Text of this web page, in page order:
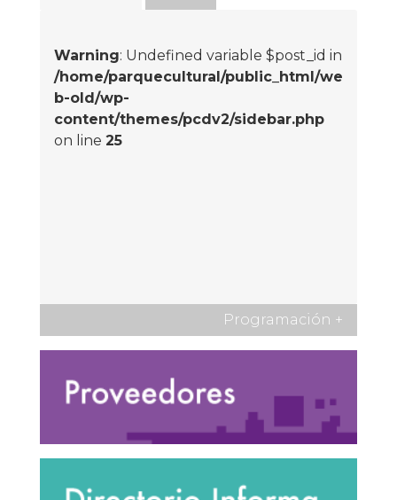
Warning: Undefined variable $post_id in
/home/parquecultural/public_html/we
b-old/wp-
content/themes/pcdv2/sidebar.php
on line 25
Programación +